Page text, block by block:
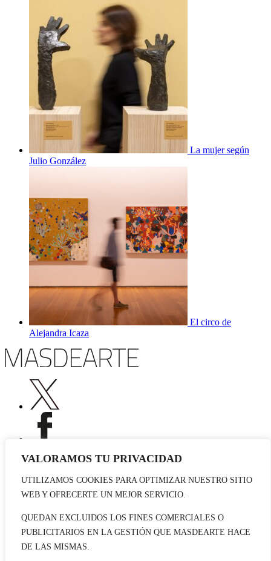
VALORAMOS TU PRIVACIDAD
UTILIZAMOS COOKIES PARA OPTIMIZAR NUESTRO SITIO
WEB Y OFRECERTE UN MEJOR SERVICIO.
QUEDAN EXCLUIDOS LOS FINES COMERCIALES O
PUBLICITARIOS EN LA GESTIÓN QUE MASDEARTE HACE
DE LAS MISMAS.
La mujer según
Julio González
El circo de
Alejandra Icaza
Publicidad
Contacto
© 2026 masdearte. Información de exposiciones, museos y artistas